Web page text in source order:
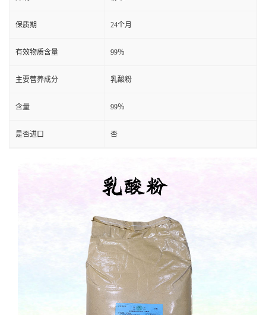
保质期 24个月
有效物质含量 99％
主要营养成分 乳酸粉
含量 99％
是否进口 否